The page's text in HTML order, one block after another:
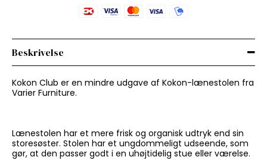
Beskrivelse
Kokon Club er en mindre udgave af Kokon-lænestolen fra
Varier Furniture.
Lænestolen har et mere frisk og organisk udtryk end sin
storesøster. Stolen har et ungdommeligt udseende, som
gør, at den passer godt i en uhøjtidelig stue eller værelse.